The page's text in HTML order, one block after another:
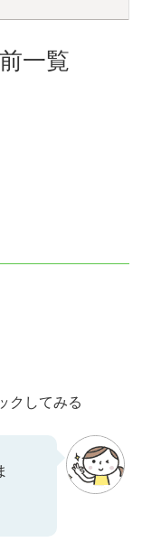
一覧
クしてみる